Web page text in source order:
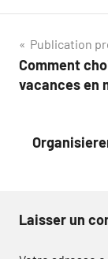
de
Publication
Comment
vacances en
Laisser un